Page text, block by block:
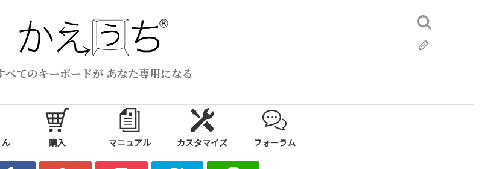
べてのキーボードが あなた専用になる
検
索:
購入 マニュアル カスタマイズ フォーラム